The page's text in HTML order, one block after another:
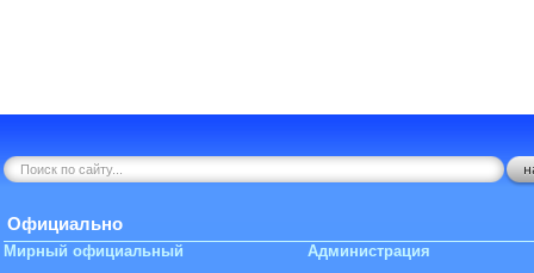
Официально
Мирный официальный Администрация